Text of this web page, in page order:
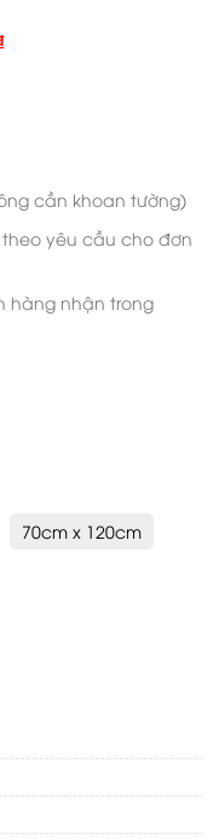
cần khoan tường)
yêu cầu cho đơn
hàng nhận trong
70cm x 120cm
trở về mang theo